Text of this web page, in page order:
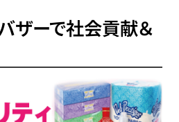
ザーで社会貢献＆